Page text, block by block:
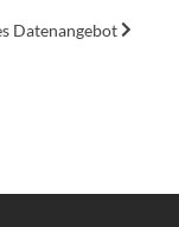
Datenangebot